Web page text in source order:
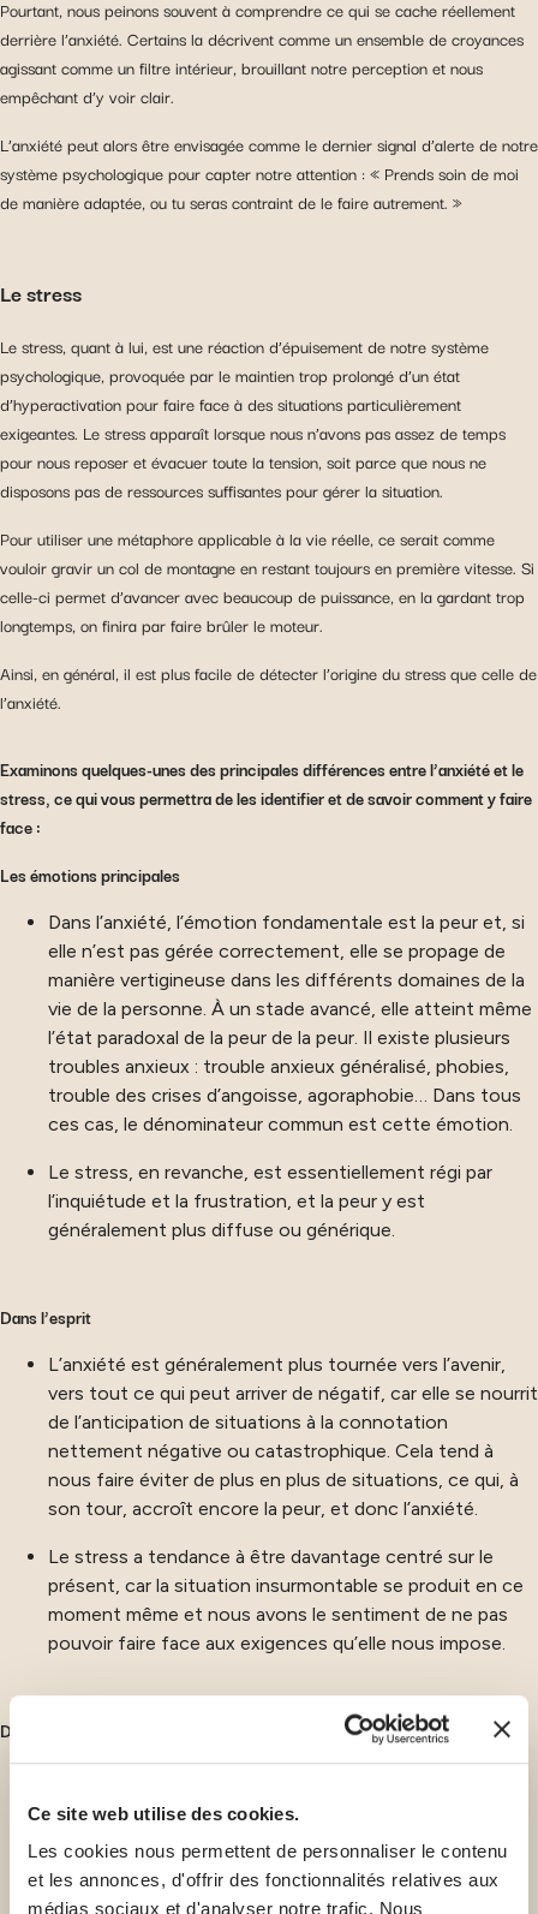
Ce site web utilise des cookies.
Les cookies nous permettent de personnaliser le contenu
et les annonces, d'offrir des fonctionnalités relatives aux
médias sociaux et d'analyser notre trafic. Nous
Pourtant, nous peinons souvent à comprendre ce qui se cache réellement
derrière l’anxiété. Certains la décrivent comme un ensemble de croyances
agissant comme un filtre intérieur, brouillant notre perception et nous
empêchant d’y voir clair.
L’anxiété peut alors être envisagée comme le dernier signal d’alerte de notre
système psychologique pour capter notre attention : « Prends soin de moi
de manière adaptée, ou tu seras contraint de le faire autrement. »
Le stress
Le stress, quant à lui, est une réaction d’épuisement de notre système
psychologique, provoquée par le maintien trop prolongé d’un état
d’hyperactivation pour faire face à des situations particulièrement
exigeantes. Le stress apparaît lorsque nous n’avons pas assez de temps
pour nous reposer et évacuer toute la tension, soit parce que nous ne
disposons pas de ressources suffisantes pour gérer la situation.
Pour utiliser une métaphore applicable à la vie réelle, ce serait comme
vouloir gravir un col de montagne en restant toujours en première vitesse. Si
celle-ci permet d’avancer avec beaucoup de puissance, en la gardant trop
longtemps, on finira par faire brûler le moteur.
Ainsi, en général, il est plus facile de détecter l’origine du stress que celle de
l’anxiété.
Examinons quelques-unes des principales différences entre l’anxiété et le
stress, ce qui vous permettra de les identifier et de savoir comment y faire
face :
Les émotions principales
Dans l’anxiété, l’émotion fondamentale est la peur et, si
elle n’est pas gérée correctement, elle se propage de
manière vertigineuse dans les différents domaines de la
vie de la personne. À un stade avancé, elle atteint même
l’état paradoxal de la peur de la peur. Il existe plusieurs
troubles anxieux : trouble anxieux généralisé, phobies,
trouble des crises d’angoisse, agoraphobie… Dans tous
ces cas, le dénominateur commun est cette émotion.
Le stress, en revanche, est essentiellement régi par
l’inquiétude et la frustration, et la peur y est
généralement plus diffuse ou générique.
Dans l’esprit
L’anxiété est généralement plus tournée vers l’avenir,
vers tout ce qui peut arriver de négatif, car elle se nourrit
de l’anticipation de situations à la connotation
nettement négative ou catastrophique. Cela tend à
nous faire éviter de plus en plus de situations, ce qui, à
son tour, accroît encore la peur, et donc l’anxiété.
Le stress a tendance à être davantage centré sur le
présent, car la situation insurmontable se produit en ce
moment même et nous avons le sentiment de ne pas
pouvoir faire face aux exigences qu’elle nous impose.
Déclencheurs
internes, de pensées et d’émotions issues de
Bien qu’il ne soit pas toujours facile de distinguer les